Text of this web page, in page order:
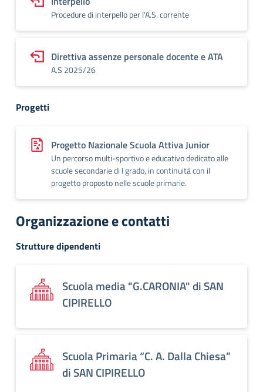
Procedure di interpello per l'A.S. corrente
Direttiva assenze personale docente e ATA
A.S 2025/26
Progetti
Progetto Nazionale Scuola Attiva Junior
Un percorso multi-sportivo e educativo dedicato alle
scuole secondarie di I grado, in continuità con il
progetto proposto nelle scuole primarie.
Organizzazione e contatti
Strutture dipendenti
Scuola media "G.CARONIA" di SAN
CIPIRELLO
Scuola Primaria “C. A. Dalla Chiesa”
di SAN CIPIRELLO